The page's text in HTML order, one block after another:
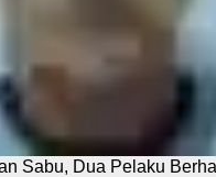
Sabu, Dua Pelaku